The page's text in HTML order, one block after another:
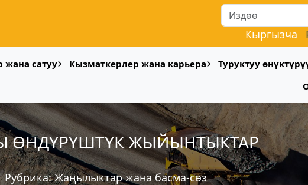
Кыргызча
жана сатуу Кызматкерлер жана карьера Туруктуу
ӨНДҮРҮШТҮК ЖЫЙЫНТЫКТАР
Рубрика:Жаңылыктар жана басма-сөз